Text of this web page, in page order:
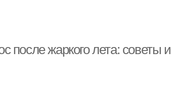
после жаркого лета: советы и